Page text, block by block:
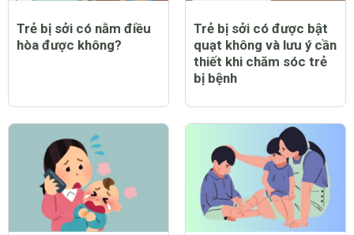
Trẻ bị sởi có nằm điều
hòa được không?
Trẻ bị sởi có được bật
quạt không và lưu ý cần
thiết khi chăm sóc trẻ
bị bệnh